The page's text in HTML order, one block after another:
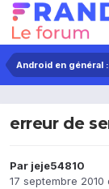
Android en général
erreur de
Par jeje54810
17 septembre 2010